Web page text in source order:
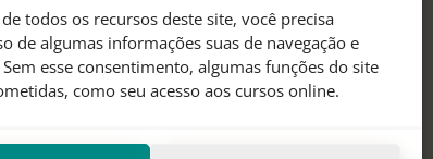
todos os recursos deste site, você precisa
de algumas informações suas de navegação e
esse consentimento, algumas funções do site
como seu acesso aos cursos online.